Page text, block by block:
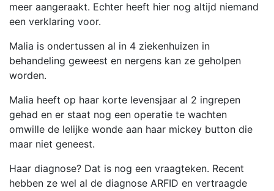
meer aangeraakt. Echter heeft hier nog altijd niemand
een verklaring voor.
Malia is ondertussen al in 4 ziekenhuizen in
behandeling geweest en nergens kan ze geholpen
worden.
Malia heeft op haar korte levensjaar al 2 ingrepen
gehad en er staat nog een operatie te wachten
omwille de lelijke wonde aan haar mickey button die
maar niet geneest.
Haar diagnose? Dat is nog een vraagteken. Recent
hebben ze wel al de diagnose ARFID en vertraagde